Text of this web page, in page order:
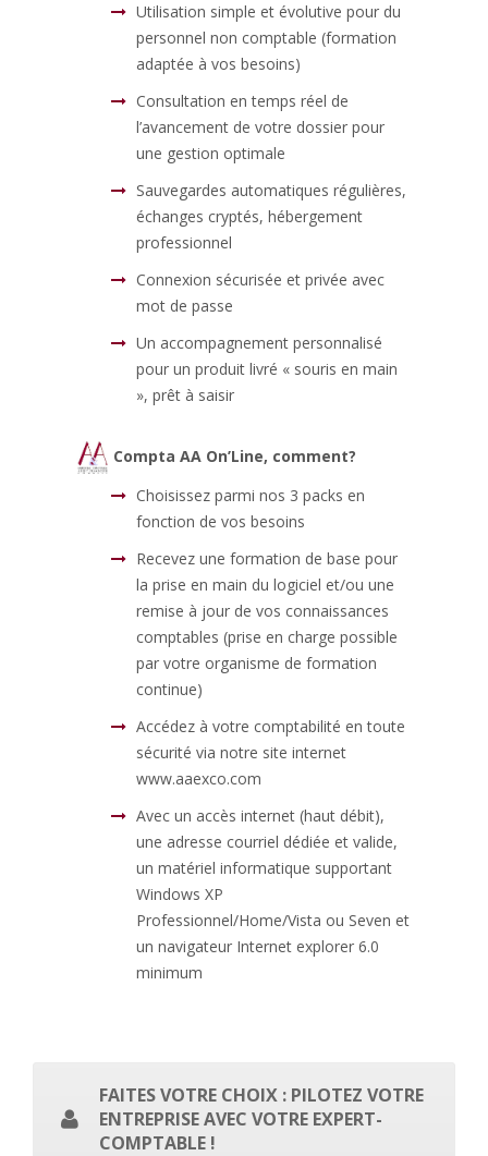
Utilisation simple et évolutive pour du
personnel non comptable (formation
adaptée à vos besoins)
Consultation en temps réel de
l’avancement de votre dossier pour
une gestion optimale
Sauvegardes automatiques régulières,
échanges cryptés, hébergement
professionnel
Connexion sécurisée et privée avec
mot de passe
Un accompagnement personnalisé
pour un produit livré « souris en main
», prêt à saisir
Compta AA On’Line, comment?
Choisissez parmi nos 3 packs en
fonction de vos besoins
Recevez une formation de base pour
la prise en main du logiciel et/ou une
remise à jour de vos connaissances
comptables (prise en charge possible
par votre organisme de formation
continue)
Accédez à votre comptabilité en toute
sécurité via notre site internet
www.aaexco.com
Avec un accès internet (haut débit),
une adresse courriel dédiée et valide,
un matériel informatique supportant
Windows XP
Professionnel/Home/Vista ou Seven et
un navigateur Internet explorer 6.0
minimum
FAITES VOTRE CHOIX : PILOTEZ VOTRE
ENTREPRISE AVEC VOTRE EXPERT-
COMPTABLE !